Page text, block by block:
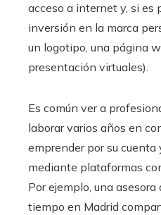
acceso a internet y, si es
inversión en la marca
un logotipo, una página
presentación virtuales).
Es común ver a
laborar varios años en
emprender por su
mediante plataformas
Por ejemplo, una
tiempo en Madrid